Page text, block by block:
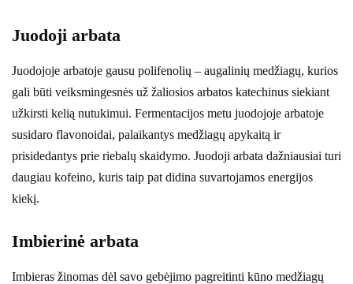
Juodoji arbata
Juodojoje arbatoje gausu polifenolių – augalinių medžiagų, kurios
gali būti veiksmingesnės už žaliosios arbatos katechinus siekiant
užkirsti kelią nutukimui. Fermentacijos metu juodojoje arbatoje
susidaro flavonoidai, palaikantys medžiagų apykaitą ir
prisidedantys prie riebalų skaidymo. Juodoji arbata dažniausiai turi
daugiau kofeino, kuris taip pat didina suvartojamos energijos
kiekį.
Imbierinė arbata
Imbieras žinomas dėl savo gebėjimo pagreitinti kūno medžiagų